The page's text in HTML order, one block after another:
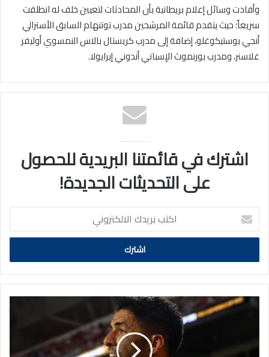
وأفادت وسائل إعلام بريطانية بأن المحادثات لتعيين خلف له انطلقت
سريعاً؛ حيث يتقدم قائمة المرشحين مدرب توتنهام السابق الأسترالي
أنجي بوستيكوغلو، إضافة إلى مدرب كريستال بالاس النمسوي أوليفر
غلاسنر، ومدرب بورنموث الإسباني أندوني إيرايولا.
اشترك في قائمتنا البريدية للحصول
على التحديثات الجديدة!
اكتب
بريدك
الالكتروني
سواريز